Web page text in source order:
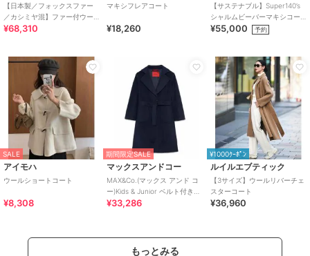
【日本製／フォックスファー
／カシミヤ混】ファー付ウー
ルコート
¥68,310
マキシフレアコート
¥18,260
【サステナブル】Super140’s
シャルムビーバーマキシコー
ト
¥55,000 予約
SALE
アイモハ
ウールショートコート
¥8,308
期間限定SALE
マックスアンドコー
MAX&Co.(マックス アンド コ
ー)Kids & Junior ベルト付きチ
ェスターコート
¥33,286
¥1000ｸｰﾎﾟﾝ
ルイルエブティック
【3サイズ】ウールリバーチェ
スターコート
¥36,960
もっとみる